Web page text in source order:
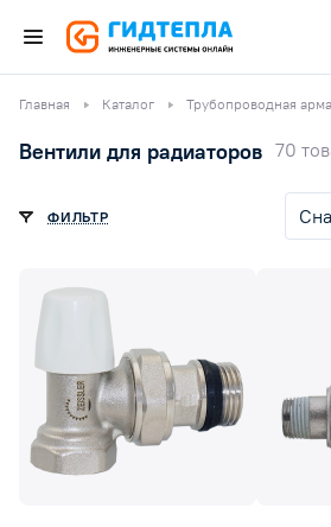
Главная Каталог Трубопроводная
Вентили для радиаторов 70
ФИЛЬТР